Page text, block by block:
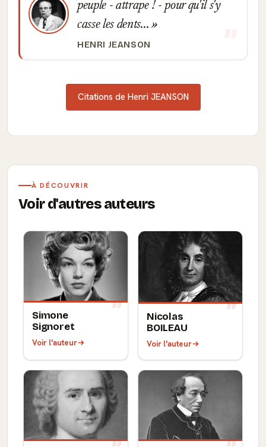
peuple - attrape ! - pour qu'il s'y
casse les dents...
HENRI JEANSON
Citations de Henri JEANSON
À DÉCOUVRIR
Voir d'autres auteurs
Simone
Signoret
Voir l'auteur
Nicolas
BOILEAU
Voir l'auteur